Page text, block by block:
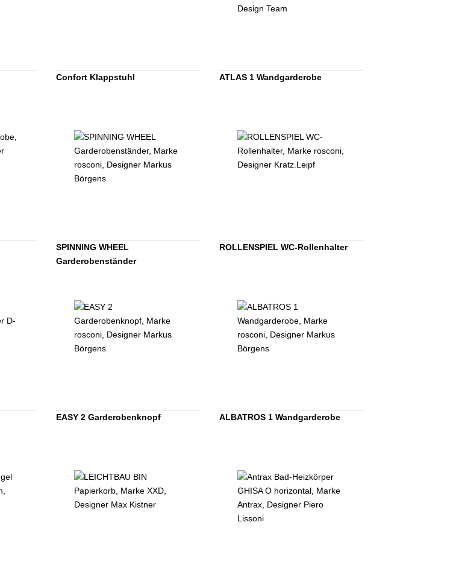
Confort Klappstuhl ATLAS 1 Wandgarderobe
SPINNING WHEEL
Garderobenständer
ROLLENSPIEL WC-Rollenhalter
EASY 2 Garderobenknopf ALBATROS 1 Wandgarderobe